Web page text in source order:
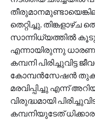
തെറ്റിച്ചു.
സാന്നിധ്യത്തിൽ
എന്നായിരുന്നു
കമ്പനി പിരിച്ചുവിട്ട
കോമ്പൻസേഷൻ തുക
മരവിപ്പിച്ചു എന്ന്
വിരുദ്ധമായി
കമ്പനിയുടേത്